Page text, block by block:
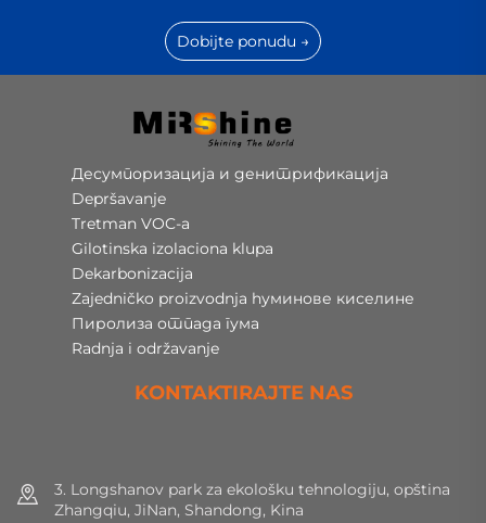
Dobijte ponudu →
Десумпоризација и денитрификација
Depršavanje
Tretman VOC-a
Gilotinska izolaciona klupa
Dekarbonizacija
Zajedničko proizvodnja hуминове киселине
Пиролиза отпада гума
Radnja i održavanje
KONTAKTIRAJTE NAS
3. Longshanov park za ekološku tehnologiju, opština
Zhangqiu, JiNan, Shandong, Kina